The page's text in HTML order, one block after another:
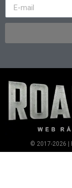
© 2017-2026 |